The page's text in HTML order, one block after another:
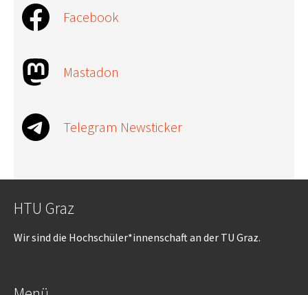
Facebook
Mastadon
Telegram Newsticker
HTU Graz
Wir sind die Hochschüler*innenschaft an der TU Graz.